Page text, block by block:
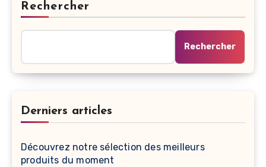
Rechercher
Rechercher
Derniers articles
Découvrez notre sélection des meilleurs
produits du moment